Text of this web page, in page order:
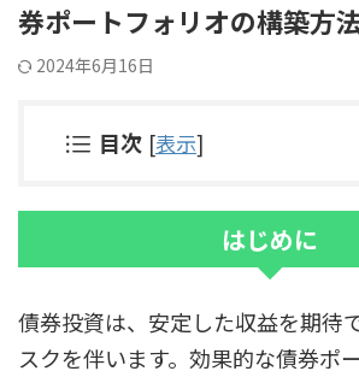
券ポートフォリオの構築方
2024年6月16日
目次 [表示]
はじめに
債券投資は、安定した収益を期待
スクを伴います。効果的な債券ポ